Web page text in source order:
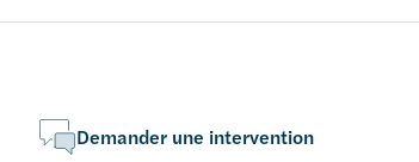
Demander une intervention